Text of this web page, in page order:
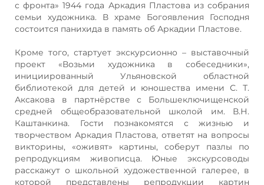
с фронта» 1944 года Аркадия Пластова из собрания
семьи художника. В храме Богоявления Господня
состоится панихида в память об Аркадии Пластове.
Кроме того, стартует экскурсионно – выставочный
проект «Возьми художника в собеседники»,
инициированный Ульяновской областной
библиотекой для детей и юношества имени С. Т.
Аксакова в партнёрстве с Большеключищенской
средней общеобразовательной школой им. В.Н.
Каштанкина. Гости познакомятся с жизнью и
творчеством Аркадия Пластова, ответят на вопросы
викторины, «оживят» картины, соберут пазлы по
репродукциям живописца. Юные экскурсоводы
расскажут о школьной художественной галерее, в
которой представлены репродукции картин